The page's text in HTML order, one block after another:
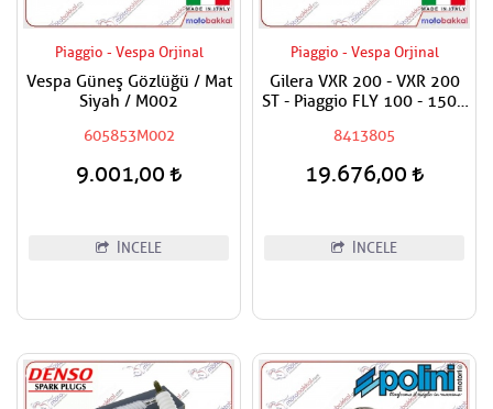
Piaggio - Vespa Orjinal
Vespa Güneş Gözlüğü / Mat
Siyah / M002
605853M002
9.001,00
İNCELE
Piaggio - Vespa Orjinal
Gilera VXR 200 - VXR 200
ST - Piaggio FLY 100 - 150 -
Vespa LX 150 ie - LXV 125
ie Varyatör Kapak Dış /
Debriyaj Kapak Komple
8413805
19.676,00
İNCELE